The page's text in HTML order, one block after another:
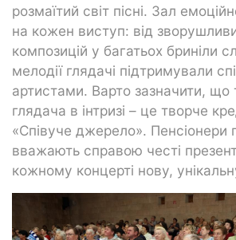
розмаїтий світ пісні. Зал
на кожен виступ: від
композицій у багатьох бриніли
мелодії глядачі підтримували
артистами. Варто зазначити, що
глядача в інтризі – це творче
«Співуче джерело». Пенсіонери
вважають справою честі
кожному концерті нову,